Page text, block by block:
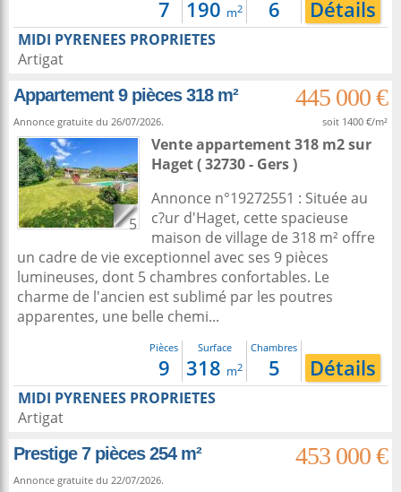
7 190 m2 6 Détails
MIDI PYRENEES PROPRIETES
Artigat
Appartement 9 pièces 318 m²
445 000 €
Annonce gratuite du 26/07/2026. soit 1400 €/m²
5
Vente appartement 318 m2sur
Haget( 32730 - Gers )
Annonce n°19272551 : Située au
c?ur d'Haget, cette spacieuse
maison de village de 318 m² offre
un cadre de vie exceptionnel avec ses 9 pièces
lumineuses, dont 5 chambres confortables. Le
charme de l'ancien est sublimé par les poutres
apparentes, une belle chemi...
Pièces
9
Surface
318 m2
Chambres
5 Détails
MIDI PYRENEES PROPRIETES
Artigat
Prestige 7 pièces 254 m²
453 000 €
Annonce gratuite du 22/07/2026.